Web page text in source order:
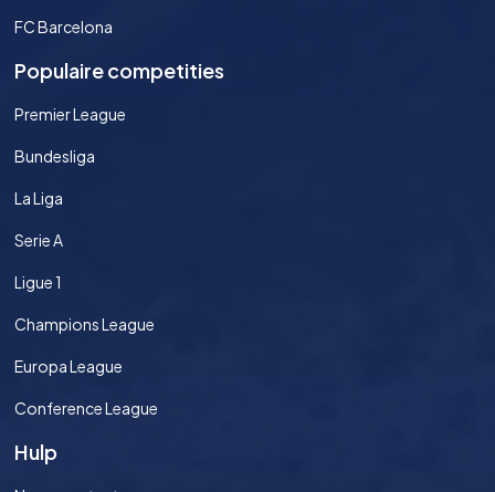
FC Barcelona
Populaire competities
Premier League
Bundesliga
La Liga
Serie A
Ligue 1
Champions League
Europa League
Conference League
Hulp